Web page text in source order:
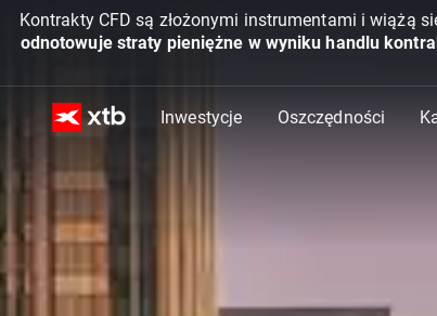
Kontrakty CFD są złożonymi instrumentami i wiążą
odnotowuje straty pieniężne w wyniku handlu
Inwestycje Oszczędności